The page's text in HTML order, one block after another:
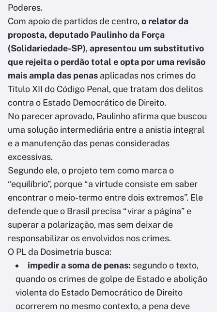
Poderes.
Com apoio de partidos de centro, o relator da
proposta, deputado Paulinho da Força
(Solidariedade-SP), apresentou um substitutivo
que rejeita o perdão total e opta por uma revisão
mais ampla das penas aplicadas nos crimes do
Título XII do Código Penal, que tratam dos delitos
contra o Estado Democrático de Direito.
No parecer aprovado, Paulinho afirma que buscou
uma solução intermediária entre a anistia integral
e a manutenção das penas consideradas
excessivas.
Segundo ele, o projeto tem como marca o
“equilíbrio”, porque “a virtude consiste em saber
encontrar o meio-termo entre dois extremos”. Ele
defende que o Brasil precisa “virar a página” e
superar a polarização, mas sem deixar de
responsabilizar os envolvidos nos crimes.
O PL da Dosimetria busca:
impedir a soma de penas: segundo o texto,
quando os crimes de golpe de Estado e abolição
violenta do Estado Democrático de Direito
ocorrerem no mesmo contexto, a pena deve